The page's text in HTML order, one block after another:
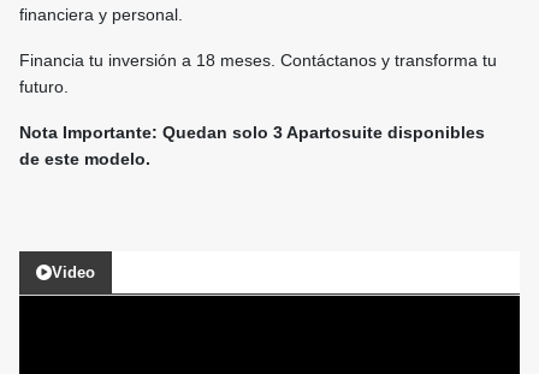
financiera y personal.
Financia tu inversión a 18 meses. Contáctanos y transforma tu
futuro.
Nota Importante: Quedan solo 3 Apartosuite disponibles
de este modelo.
Video